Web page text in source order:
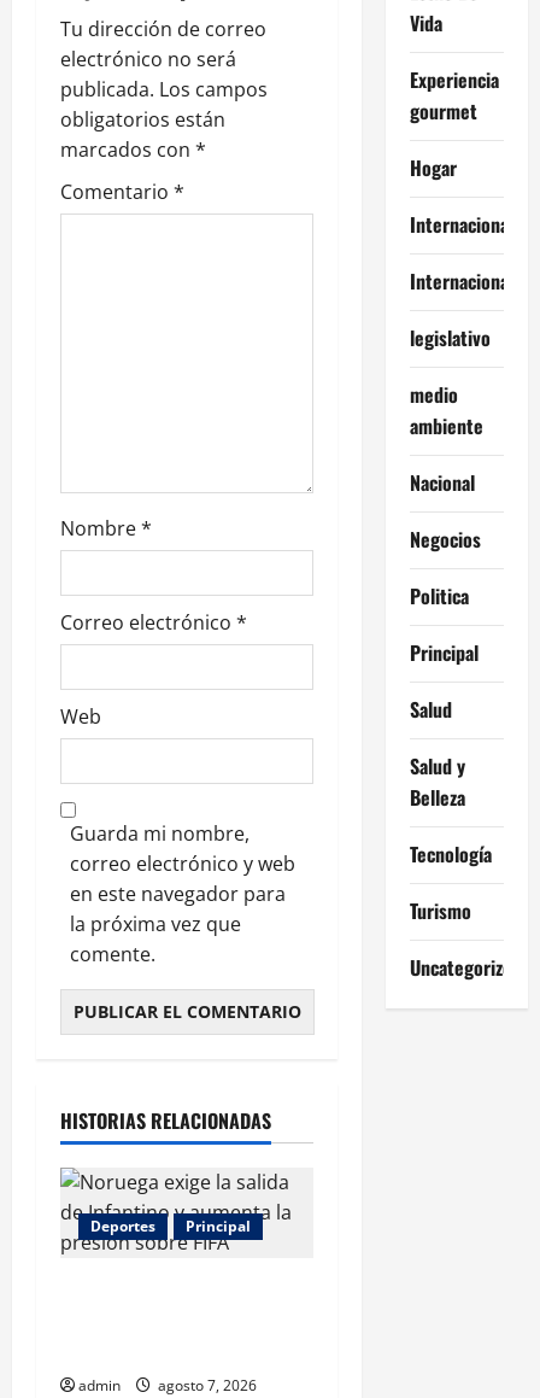
i
ó
n
d
e
a
d
s
Tu dirección de correo
electrónico no será
publicada. Los campos
obligatorios están
marcados con *
Comentario *
Nombre*
Correo electrónico *
Web
Guarda mi nombre,
correo electrónico y web
en este navegador para
la próxima vez que
comente.
HISTORIAS RELACIONADAS
Deportes Principal
admin
agosto 7, 2026
Vida
Experiencia
gourmet
Hogar
Internacional
Internacionales
legislativo
medio
ambiente
Nacional
Negocios
Politica
Principal
Salud
Salud y
Belleza
Tecnología
Turismo
Uncategorized